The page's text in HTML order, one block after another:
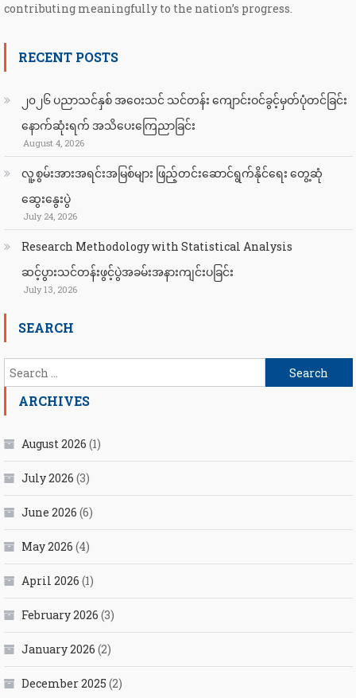
contributing meaningfully to the nation’s progress.
RECENT POSTS
၂၀၂၆ ပညာသင်နှစ် အဝေးသင် သင်တန်း ကျောင်းဝင်ခွင့်မှတ်ပုံတင်ခြင်း
နောက်ဆုံးရက် အသိပေးကြေညာခြင်း
August 4, 2026
လူ့စွမ်းအားအရင်းအမြစ်များ ဖြည့်တင်းဆောင်ရွက်နိုင်ရေး တွေ့ဆုံ
ဆွေးနွေးပွဲ
July 24, 2026
Research Methodology with Statistical Analysis
ဆင့်ပွားသင်တန်းဖွင့်ပွဲအခမ်းအနားကျင်းပခြင်း
July 13, 2026
SEARCH
Search
for:
ARCHIVES
August 2026 (1)
July 2026 (3)
June 2026 (6)
May 2026 (4)
April 2026 (1)
February 2026 (3)
January 2026 (2)
December 2025 (2)